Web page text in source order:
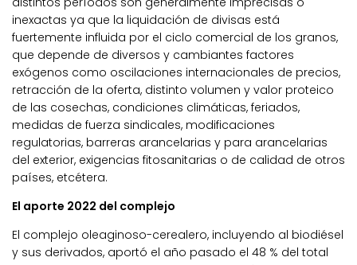
inexactas ya que la liquidación de divisas está
fuertemente influida por el ciclo comercial de los granos,
que depende de diversos y cambiantes factores
exógenos como oscilaciones internacionales de precios,
retracción de la oferta, distinto volumen y valor proteico
de las cosechas, condiciones climáticas, feriados,
medidas de fuerza sindicales, modificaciones
regulatorias, barreras arancelarias y para arancelarias
del exterior, exigencias fitosanitarias o de calidad de otros
países, etcétera.
El aporte 2022 del complejo
El complejo oleaginoso-cerealero, incluyendo al biodiésel
y sus derivados, aportó el año pasado el 48 % del total